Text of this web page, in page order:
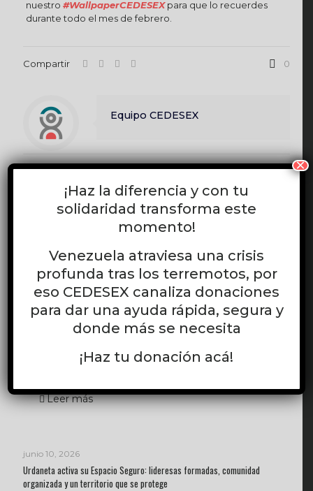
nuestro #WallpaperCEDESEXpara que lo recuerdes
durante todo el mes de febrero.
Compartir 0
Equipo CEDESEX
junio 17, 2026
CEDESEX desarrolla el curso virtual gratuito “Liderazgo LGBTI:
Leer más
junio 11, 2026
Monitoreo en Bolívar: calidad técnica, articulación institucional y validación
comunitaria del proyecto
Leer más
junio 10, 2026
Urdaneta activa su Espacio Seguro: lideresas formadas, comunidad
organizada y un territorio que se protege
¡Haz la diferencia y con tu
solidaridad transforma este
momento!
Venezuela atraviesa una crisis
profunda tras los terremotos, por
eso CEDESEX canaliza donaciones
para dar una ayuda rápida, segura y
donde más se necesita
¡Haz tu donación acá!
×